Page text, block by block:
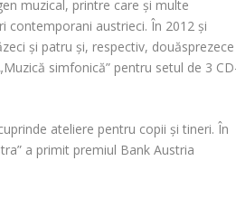
muzical, printre care și multe
contemporani austrieci. În 2012 și
și patru și, respectiv, douăsprezece
simfonică” pentru setul de 3
ateliere pentru copii și tineri. În
a primit premiul Bank Austria